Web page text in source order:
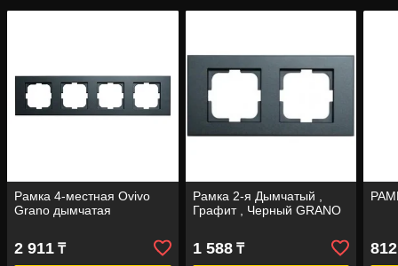
Рамка 4-местная Ovivo
Grano дымчатая
2 911 ₸
Рамка 2-я Дымчатый ,
Графит , Черный GRANO
1 588₸ 812